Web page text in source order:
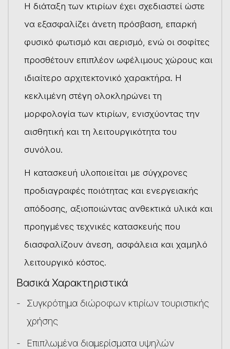
Η διάταξη των κτιρίων έχει σχεδιαστεί ώστε
να εξασφαλίζει άνετη πρόσβαση, επαρκή
φυσικό φωτισμό και αερισμό, ενώ οι σοφίτες
προσθέτουν επιπλέον ωφέλιμους χώρους και
ιδιαίτερο αρχιτεκτονικό χαρακτήρα. Η
κεκλιμένη στέγη ολοκληρώνει τη
μορφολογία των κτιρίων, ενισχύοντας την
αισθητική και τη λειτουργικότητα του
συνόλου.
Η κατασκευή υλοποιείται με σύγχρονες
προδιαγραφές ποιότητας και ενεργειακής
απόδοσης, αξιοποιώντας ανθεκτικά υλικά και
προηγμένες τεχνικές κατασκευής που
διασφαλίζουν άνεση, ασφάλεια και χαμηλό
λειτουργικό κόστος.
Βασικά Χαρακτηριστικά
Συγκρότημα διώροφων κτιρίων τουριστικής
χρήσης
Επιπλωμένα διαμερίσματα υψηλών